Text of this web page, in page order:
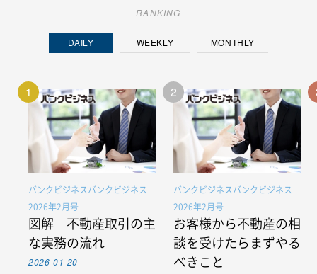
RANKING
DAILY WEEKLY MONTHLY
1
バンクビジネスバンクビジネス
2026年2月号
図解 不動産取引の主
な実務の流れ
2026-01-20
2
バンクビジネスバンクビジネス
2026年2月号
お客様から不動産の相
談を受けたらまずやる
べきこと